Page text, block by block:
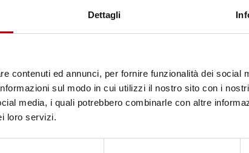
Dettagli
contenuti ed annunci, per fornire funzionalità dei social
sul modo in cui utilizzi il nostro sito con i
media, i quali potrebbero combinarle con altre
loro servizi.